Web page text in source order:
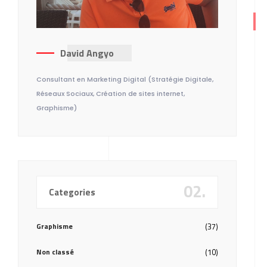
David Angyo
Consultant en Marketing Digital (Stratégie Digitale,
Réseaux Sociaux, Création de sites internet,
Graphisme)
Categories 02.
Graphisme (37)
Non classé (10)